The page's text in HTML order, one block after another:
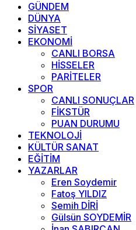
GÜNDEM
DÜNYA
SİYASET
EKONOMİ
CANLI BORSA
HİSSELER
PARİTELER
SPOR
CANLI SONUÇLAR
FİKSTÜR
PUAN DURUMU
TEKNOLOJİ
KÜLTÜR SANAT
EĞİTİM
YAZARLAR
Eren Soydemir
Fatoş YILDIZ
Semih DİRİ
Gülsün SOYDEMİR